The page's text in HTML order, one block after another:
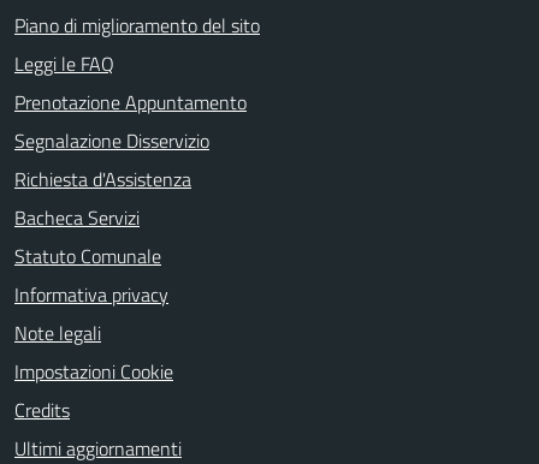
Piano di miglioramento del sito
Leggi le FAQ
Prenotazione Appuntamento
Segnalazione Disservizio
Richiesta d'Assistenza
Bacheca Servizi
Statuto Comunale
Informativa privacy
Note legali
Impostazioni Cookie
Credits
Ultimi aggiornamenti